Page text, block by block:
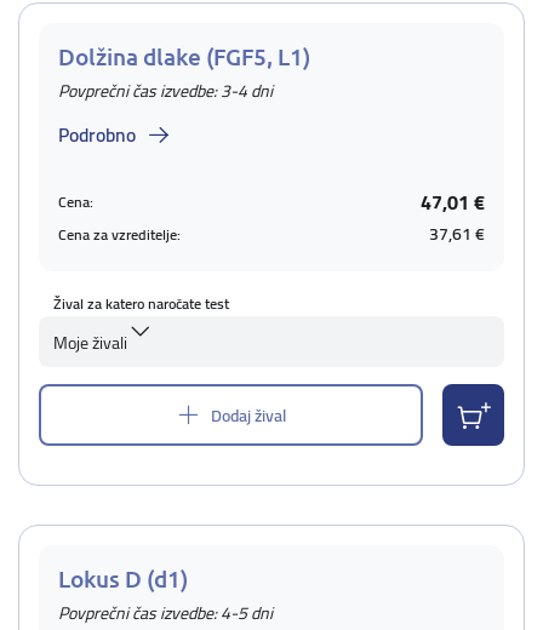
Dolžina dlake (FGF5, L1)
Povprečni čas izvedbe: 3-4 dni
Podrobno
Cena: 47,01 €
Cena za vzreditelje: 37,61 €
Žival za katero naročate test
Moje živali
Dodaj žival
Lokus D (d1)
Povprečni čas izvedbe: 4-5 dni